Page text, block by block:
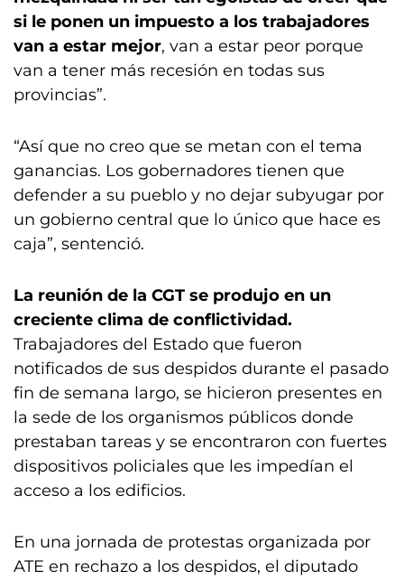
si le ponen un impuesto a los trabajadores
van a estar mejor, van a estar peor porque
van a tener más recesión en todas sus
provincias”.
“Así que no creo que se metan con el tema
ganancias. Los gobernadores tienen que
defender a su pueblo y no dejar subyugar por
un gobierno central que lo único que hace es
caja”, sentenció.
La reunión de la CGT se produjo en un
creciente clima de conflictividad.
Trabajadores del Estado que fueron
notificados de sus despidos durante el pasado
fin de semana largo, se hicieron presentes en
la sede de los organismos públicos donde
prestaban tareas y se encontraron con fuertes
dispositivos policiales que les impedían el
acceso a los edificios.
En una jornada de protestas organizada por
ATE en rechazo a los despidos, el diputado